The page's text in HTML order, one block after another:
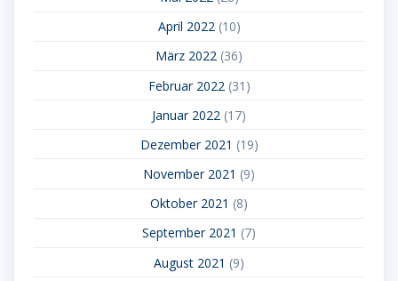
April 2022(10)
März 2022 (36)
Februar 2022 (31)
Januar 2022 (17)
Dezember 2021 (19)
November 2021 (9)
Oktober 2021 (8)
September 2021 (7)
August 2021 (9)